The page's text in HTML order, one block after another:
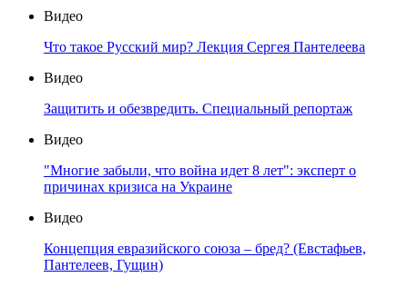
Видео
Что такое Русский мир? Лекция Сергея Пантелеева
Видео
Защитить и обезвредить. Специальный репортаж
Видео
"Многие забыли, что война идет 8 лет": эксперт о
причинах кризиса на Украине
Видео
Концепция евразийского союза – бред? (Евстафьев,
Пантелеев, Гущин)